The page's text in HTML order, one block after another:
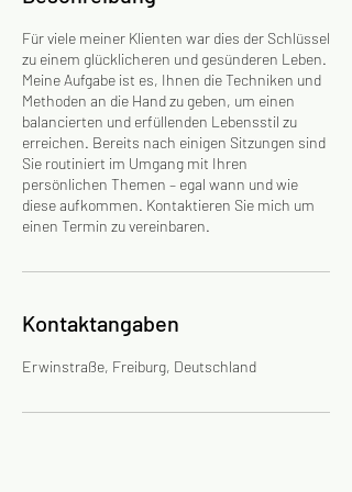
Für viele meiner Klienten war dies der Schlüssel
zu einem glücklicheren und gesünderen Leben.
Meine Aufgabe ist es, Ihnen die Techniken und
Methoden an die Hand zu geben, um einen
balancierten und erfüllenden Lebensstil zu
erreichen. Bereits nach einigen Sitzungen sind
Sie routiniert im Umgang mit Ihren
persönlichen Themen – egal wann und wie
diese aufkommen. Kontaktieren Sie mich um
einen Termin zu vereinbaren.
Kontaktangaben
Erwinstraße, Freiburg, Deutschland